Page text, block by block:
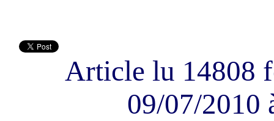
Article lu 14808
09/07/2010